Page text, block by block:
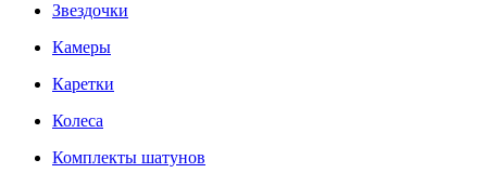
Звездочки
Камеры
Каретки
Колеса
Комплекты шатунов